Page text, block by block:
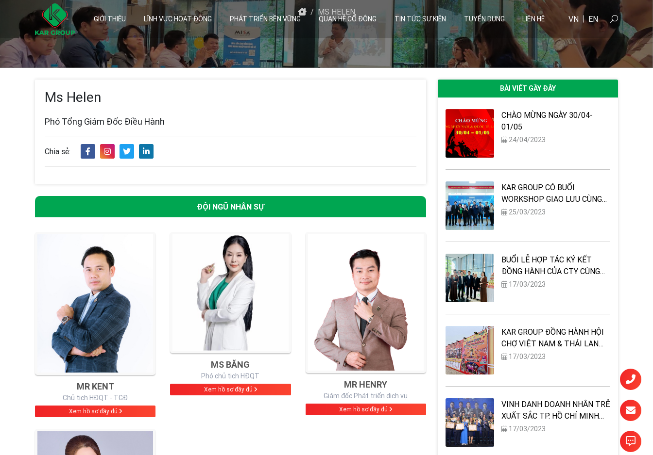
GIỚI THIỆU LĨNH VỰC HOẠT ĐỘNG PHÁT TRIỂN BỀN VỮNG QUAN HỆ CỔ ĐÔNG TIN TỨC SỰ KIỆN TUYỂN DỤNG LIÊN HỆ VN EN
MS HELEN
Ms Helen
Phó Tổng Giám Đốc Điều Hành
Chia sẻ:
ĐỘI NGŨ NHÂN SỰ
MR KENT
Chủ tịch HĐQT - TGĐ
Xem hồ sơ đầy đủ
MS BĂNG
Phó chủ tịch HĐQT
Xem hồ sơ đầy đủ MR HENRY
Giám đốc Phát triển dịch vụ
Xem hồ sơ đầy đủ
BÀI VIẾT GẦY ĐÂY
CHÀO MỪNG NGÀY 30/04-
01/05
24/04/2023
KAR GROUP CÓ BUỔI
WORKSHOP GIAO LƯU CÙNG
CHƯƠNG TRÌNH "SỐ HOÁ
25/03/2023
BUỔI LỄ HỢP TÁC KÝ KẾT
ĐỒNG HÀNH CỦA CTY CÙNG
VIỆN NGHIÊN CỨU & PHÁT
17/03/2023
KAR GROUP ĐỒNG HÀNH HỘI
CHỢ VIỆT NAM & THÁI LAN
2022 TẠI BÀ RỊA VŨNG TÀU
17/03/2023
VINH DANH DOANH NHÂN TRẺ
XUẤT SẮC TP. HỒ CHÍ MINH
NĂM 2022
17/03/2023